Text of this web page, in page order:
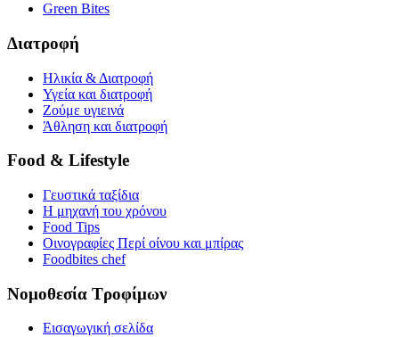
Green Bites
Διατροφή
Ηλικία & Διατροφή
Υγεία και διατροφή
Ζούμε υγιεινά
Άθληση και διατροφή
Food & Lifestyle
Γευστικά ταξίδια
Η μηχανή του χρόνου
Food Tips
Οινογραφίες Περί οίνου και μπίρας
Foodbites chef
Νομοθεσία Τροφίμων
Εισαγωγική σελίδα